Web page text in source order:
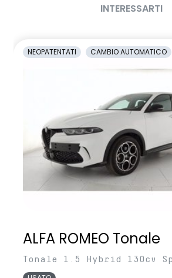
INTERESSARTI
NEOPATENTATI CAMBIO AUTOMATICO
ALFA ROMEO Tonale
Tonale 1.5 Hybrid 130cv